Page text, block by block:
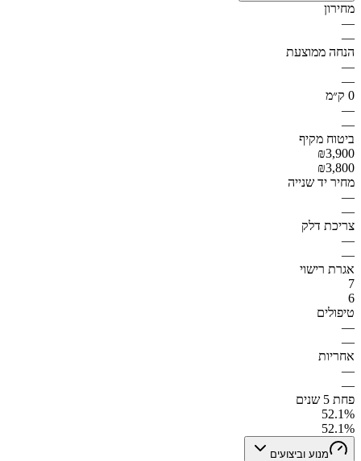
מחירון
—
—
הנחה ממוצעת
—
—
0 ק״מ
—
—
ביטוח מקיף
₪3,900
₪3,800
מחיר יד שנייה
—
—
צריכת דלק
—
—
אגרת רישוי
7
6
טיפולים
—
—
אחריות
—
—
פחת 5 שנים
52.1%
52.1%
מנוע וביצועים